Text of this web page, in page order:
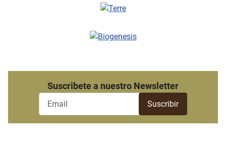
Suscribete a nuestro Newsletter